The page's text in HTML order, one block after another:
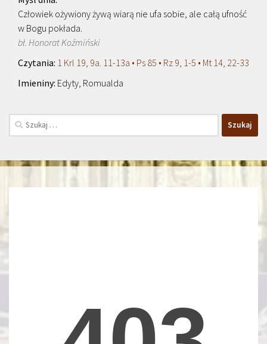
Człowiek ożywiony żywą wiarą nie ufa sobie, ale całą ufność
w Bogu pokłada.
bł. Honorat Koźmiński
1 Krl 19, 9a. 11-13a • Ps 85 • Rz 9, 1-5 • Mt 14, 22-33
Edyty, Romualda
Szukaj: